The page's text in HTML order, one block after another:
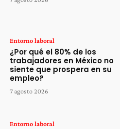
Entorno laboral
¿Por qué el 80% de los
trabajadores en México no
siente que prospera en su
empleo?
7 agosto 2026
Entorno laboral